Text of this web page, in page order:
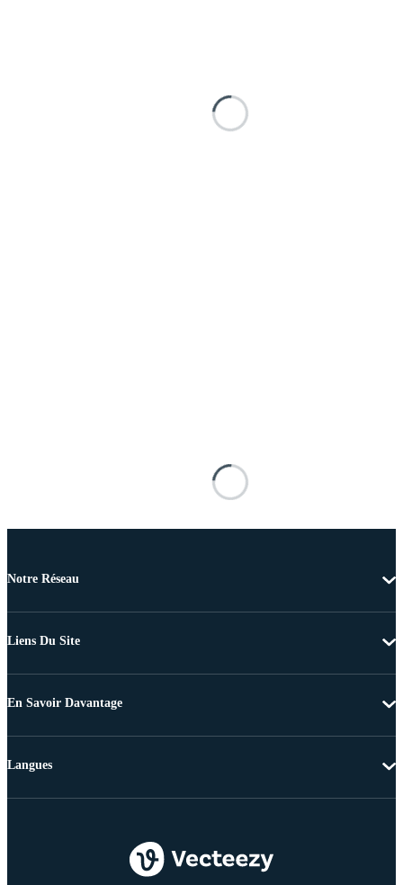
Notre Réseau
Liens Du Site
En Savoir Davantage
Langues